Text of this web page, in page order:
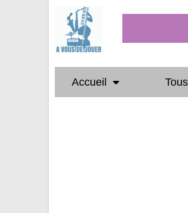
Accueil